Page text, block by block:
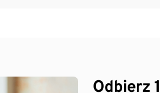
Odbierz